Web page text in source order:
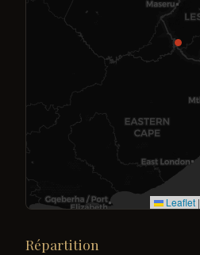
Leaflet |
Répartition